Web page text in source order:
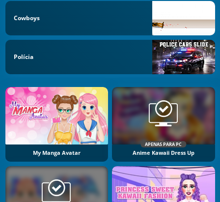
Cowboys
Polícia
My Manga Avatar
APENAS PARA PC
Anime Kawaii Dress Up